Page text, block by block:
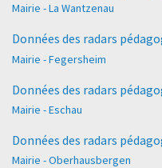
Mairie - La Wantzenau
Données des radars
Mairie - Fegersheim
Données des radars
Mairie - Eschau
Données des radars
Mairie - Oberhausbergen